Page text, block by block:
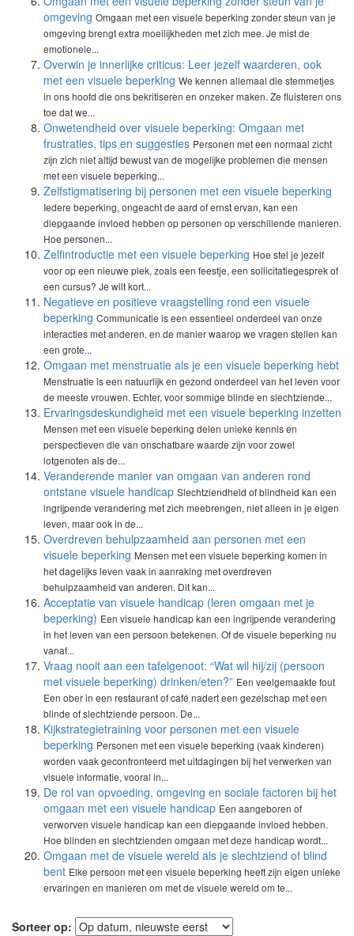
omgeving Omgaan met een visuele beperking zonder steun van je
omgeving brengt extra moeilijkheden met zich mee. Je mist de
emotionele...
Overwin je innerlijke criticus: Leer jezelf waarderen, ook
met een visuele beperking We kennen allemaal die stemmetjes
in ons hoofd die ons bekritiseren en onzeker maken. Ze fluisteren ons
toe dat we...
Onwetendheid over visuele beperking: Omgaan met
frustraties, tips en suggesties Personen met een normaal zicht
zijn zich niet altijd bewust van de mogelijke problemen die mensen
met een visuele beperking...
Zelfstigmatisering bij personen met een visuele beperking
Iedere beperking, ongeacht de aard of ernst ervan, kan een
diepgaande invloed hebben op personen op verschillende manieren.
Hoe personen...
Zelfintroductie met een visuele beperking Hoe stel je jezelf
voor op een nieuwe plek, zoals een feestje, een sollicitatiegesprek of
een cursus? Je wilt kort...
Negatieve en positieve vraagstelling rond een visuele
beperking Communicatie is een essentieel onderdeel van onze
interacties met anderen, en de manier waarop we vragen stellen kan
een grote...
Omgaan met menstruatie als je een visuele beperking hebt
Menstruatie is een natuurlijk en gezond onderdeel van het leven voor
de meeste vrouwen. Echter, voor sommige blinde en slechtziende...
Ervaringsdeskundigheid met een visuele beperking inzetten
Mensen met een visuele beperking delen unieke kennis en
perspectieven die van onschatbare waarde zijn voor zowel
lotgenoten als de...
Veranderende manier van omgaan van anderen rond
ontstane visuele handicap Slechtziendheid of blindheid kan een
ingrijpende verandering met zich meebrengen, niet alleen in je eigen
leven, maar ook in de...
Overdreven behulpzaamheid aan personen met een
visuele beperking Mensen met een visuele beperking komen in
het dagelijks leven vaak in aanraking met overdreven
behulpzaamheid van anderen. Dit kan...
Acceptatie van visuele handicap (leren omgaan met je
beperking) Een visuele handicap kan een ingrijpende verandering
in het leven van een persoon betekenen. Of de visuele beperking nu
vanaf...
Vraag nooit aan een tafelgenoot: “Wat wil hij/zij (persoon
met visuele beperking) drinken/eten?” Een veelgemaakte fout
Een ober in een restaurant of café nadert een gezelschap met een
blinde of slechtziende persoon. De...
Kijkstrategietraining voor personen met een visuele
beperking Personen met een visuele beperking (vaak kinderen)
worden vaak geconfronteerd met uitdagingen bij het verwerken van
visuele informatie, vooral in...
De rol van opvoeding, omgeving en sociale factoren bij het
omgaan met een visuele handicap Een aangeboren of
verworven visuele handicap kan een diepgaande invloed hebben.
Hoe blinden en slechtzienden omgaan met deze handicap wordt...
Omgaan met de visuele wereld als je slechtziend of blind
bent Elke persoon met een visuele beperking heeft zijn eigen unieke
ervaringen en manieren om met de visuele wereld om te...
Sorteer op: